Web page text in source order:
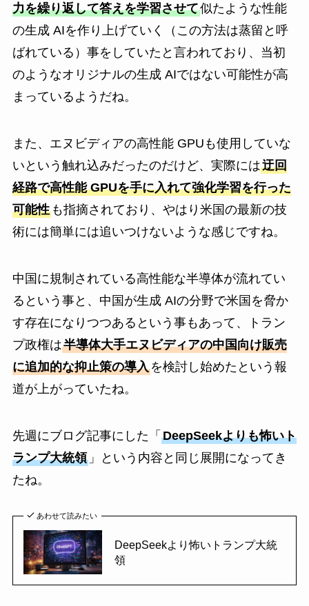
力を繰り返して答えを学習させて似たような性能
の生成 AIを作り上げていく（この方法は蒸留と呼
ばれている）事をしていたと言われており、当初
のようなオリジナルの生成 AIではない可能性が高
まっているようだね。
また、エヌビディアの高性能 GPUも使用していな
いという触れ込みだったのだけど、実際には迂回
経路で高性能 GPUを手に入れて強化学習を行った
可能性も指摘されており、やはり米国の最新の技
術には簡単には追いつけないような感じですね。
中国に規制されている高性能な半導体が流れてい
るという事と、中国が生成 AIの分野で米国を脅か
す存在になりつつあるという事もあって、トラン
プ政権は半導体大手エヌビディアの中国向け販売
に追加的な抑止策の導入を検討し始めたという報
道が上がっていたね。
先週にブログ記事にした「 DeepSeekよりも怖いト
ランプ大統領」という内容と同じ展開になってき
たね。
あわせて読みたい
DeepSeekより怖いトランプ大統
領